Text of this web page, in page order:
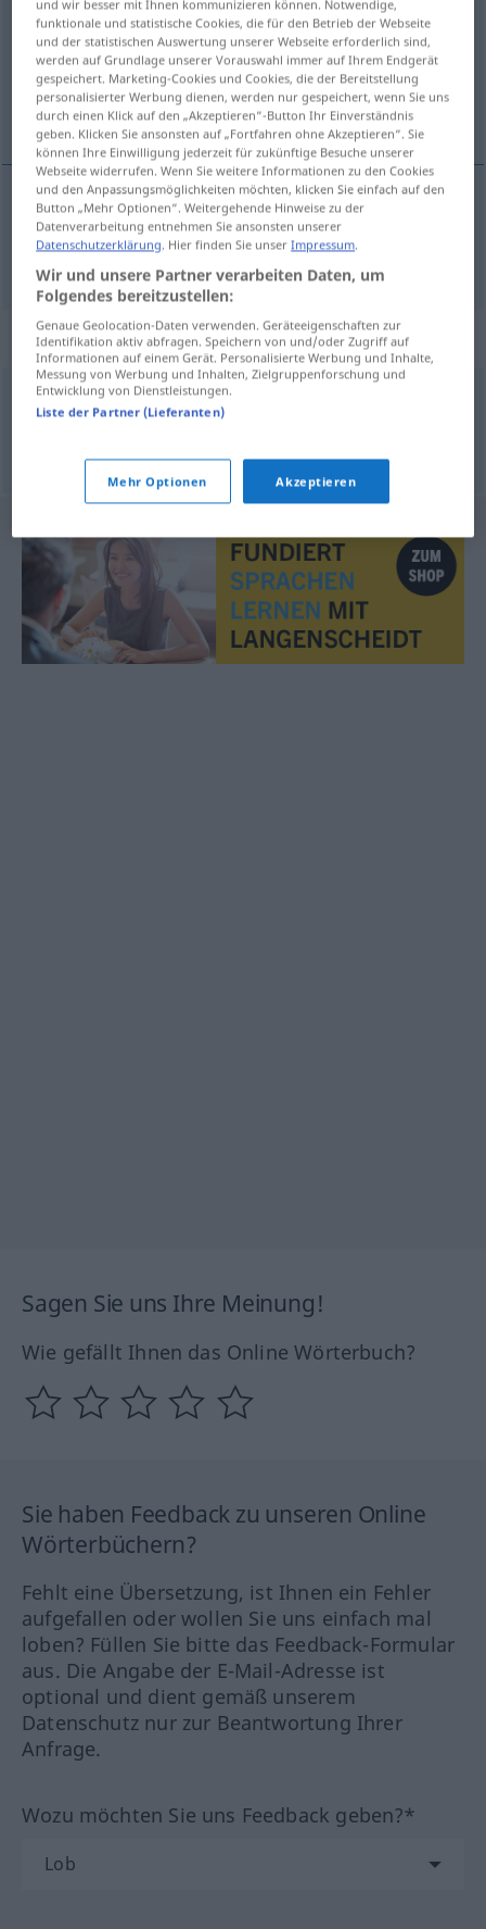
Übersicht aller Übersetzungen
(Für mehr Details die Übersetzung anklicken/antippen)
stehlen
stehlen stelen
Beispielsätze für "stelen"
zultniet stelen
Sagen Sie uns Ihre Meinung!
Wie gefällt Ihnen das Online Wörterbuch?
Sie haben Feedback zu unseren Online
Wörterbüchern?
Fehlt eine Übersetzung, ist Ihnen ein Fehler
aufgefallen oder wollen Sie uns einfach mal
loben? Füllen Sie bitte das Feedback-Formular
aus. Die Angabe der E-Mail-Adresse ist
optional und dient gemäß unserem
Datenschutz nur zur Beantwortung Ihrer
Anfrage.
Wozu möchten Sie uns Feedback geben?*
und wir besser mit Ihnen kommunizieren können. Notwendige,
funktionale und statistische Cookies, die für den Betrieb der Webseite
und der statistischen Auswertung unserer Webseite erforderlich sind,
werden auf Grundlage unserer Vorauswahl immer auf Ihrem Endgerät
gespeichert. Marketing-Cookies und Cookies, die der Bereitstellung
personalisierter Werbung dienen, werden nur gespeichert, wenn Sie uns
durch einen Klick auf den „Akzeptieren“-Button Ihr Einverständnis
geben. Klicken Sie ansonsten auf „Fortfahren ohne Akzeptieren“. Sie
können Ihre Einwilligung jederzeit für zukünftige Besuche unserer
Webseite widerrufen. Wenn Sie weitere Informationen zu den Cookies
und den Anpassungsmöglichkeiten möchten, klicken Sie einfach auf den
Button „Mehr Optionen“. Weitergehende Hinweise zu der
Datenverarbeitung entnehmen Sie ansonsten unserer
Datenschutzerklärung. Hier finden Sie unserImpressum.
Wir und unsere Partner verarbeiten Daten, um
Folgendes bereitzustellen:
Genaue Geolocation-Daten verwenden. Geräteeigenschaften zur
Identifikation aktiv abfragen. Speichern von und/oder Zugriff auf
Informationen auf einem Gerät. Personalisierte Werbung und Inhalte,
Messung von Werbung und Inhalten, Zielgruppenforschung und
Entwicklung von Dienstleistungen.
Liste der Partner (Lieferanten)
Mehr Optionen Akzeptieren